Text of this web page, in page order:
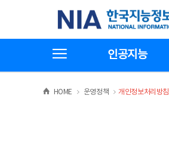
한국지능정보사회진흥원
인공지능
HOME >운영정책 >
개인정보처리방침